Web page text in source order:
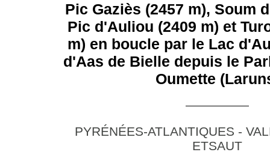
Pic Gaziès (2457 m), Soum
Pic d'Auliou (2409 m) et
m) en boucle par le Lac
d'Aas de Bielle depuis le
Oumette
PYRÉNÉES-ATLANTIQUES -
ETSAUT